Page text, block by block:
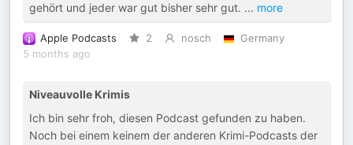
gehört und jeder war gut bisher sehr gut. ... more
Apple Podcasts 2 nosch
Germany
5 months ago
Niveauvolle Krimis
Ich bin sehr froh, diesen Podcast gefunden zu haben.
Noch bei einem keinem der anderen Krimi-Podcasts der